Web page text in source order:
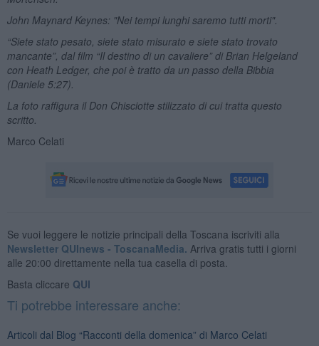
John Maynard Keynes: "Nei tempi lunghi saremo tutti morti".
“Siete stato pesato, siete stato misurato e siete stato trovato
mancante”, dal film “Il destino di un cavaliere”di Brian Helgeland
con Heath Ledger, che poi è tratto da un passo della Bibbia
(Daniele 5:27).
La foto raffigura il Don Chisciotte stilizzato di cui tratta questo
scritto.
Marco Celati
Se vuoi leggere le notizie principali della Toscana iscriviti alla
Newsletter QUInews - ToscanaMedia. Arriva gratis tutti i giorni
alle 20:00 direttamente nella tua casella di posta.
Basta cliccare QUI
Ti potrebbe interessare anche:
Articoli dal Blog “Racconti della domenica” di Marco Celati